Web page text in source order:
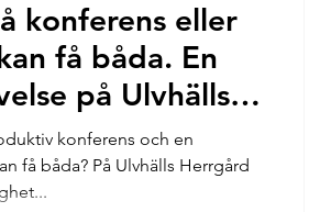
konferens eller
få båda. En
på Ulvhälls
konferens och en
få båda? På Ulvhälls Herrgård